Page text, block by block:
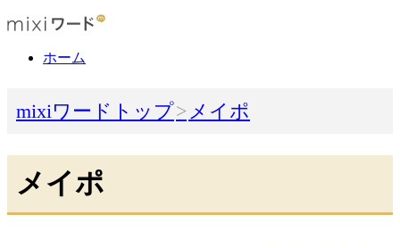
ホーム
mixiワードトップ メイポ
メイポ